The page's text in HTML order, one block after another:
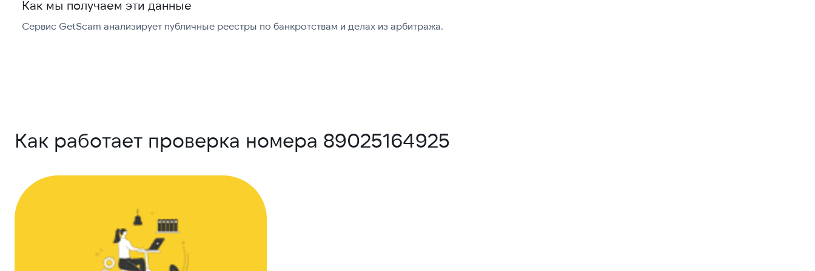
Как мы получаем эти данные
Сервис GetScam анализирует публичные реестры по банкротствам и делах из арбитража.
Как работает проверка номера 89025164925